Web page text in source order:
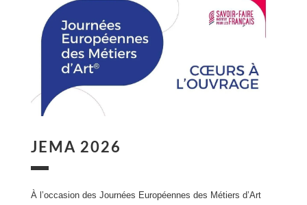
JEMA 2026
À l’occasion des Journées Européennes des Métiers d’Art